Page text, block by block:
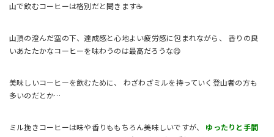
山で飲むコーヒーは格別だと聞きます☕
山頂の澄んだ空の下、達成感と心地よい疲労感に包まれながら、 香りの良
いあたたかなコーヒーを味わうのは最高だろうな😋
美味しいコーヒーを飲むために、 わざわざミルを持っていく登山者の方も
多いのだとか…
ミル挽きコーヒーは味や香りももちろん美味しいですが、
ゆったりと手間